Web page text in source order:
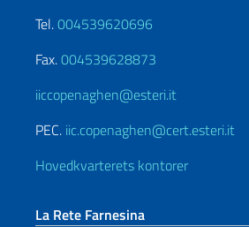
Tel.004539620696
Fax.004539628873
iiccopenaghen@esteri.it
PEC. iic.copenaghen@cert.esteri.it
Hovedkvarterets kontorer
La Rete Farnesina